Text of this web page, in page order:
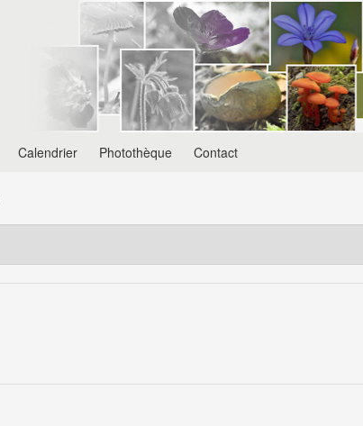
Calendrier Photothèque Contact